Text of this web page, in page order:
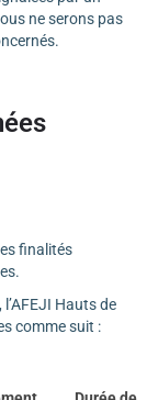
ne serons pas
finalités
, l’AFEJI Hauts de
comme suit :